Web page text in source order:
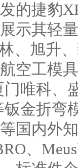
的捷豹
示其轻
、旭升
空工模
唯科、
金折弯
国内外
、